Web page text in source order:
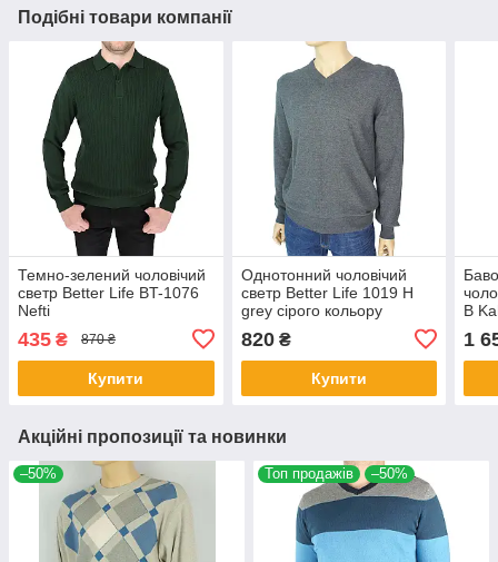
Подібні товари компанії
Темно-зелений чоловічий
светр Better Life BT-1076
Nefti
435 ₴ 870 ₴
Купити
Однотонний чоловічий
светр Better Life 1019 H
grey сірого кольору
820₴
Купити
B
1
Акційні пропозиції та новинки
–50% Топ продажів –50%